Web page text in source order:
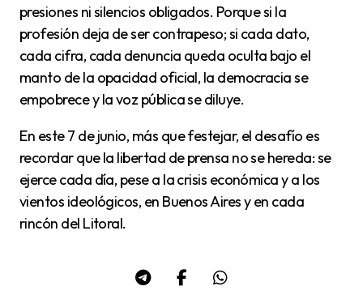
presiones ni silencios obligados. Porque si la
profesión deja de ser contrapeso; si cada dato,
cada cifra, cada denuncia queda oculta bajo el
manto de la opacidad oficial, la democracia se
empobrece y la voz pública se diluye.
En este 7 de junio, más que festejar, el desafío es
recordar que la libertad de prensa no se hereda: se
ejerce cada día, pese a la crisis económica y a los
vientos ideológicos, en Buenos Aires y en cada
rincón del Litoral.